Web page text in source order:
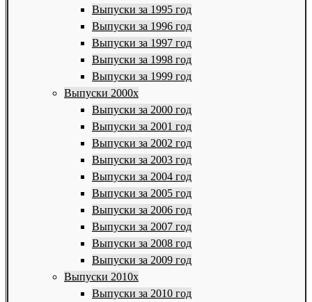
Выпуски за 1995 год
Выпуски за 1996 год
Выпуски за 1997 год
Выпуски за 1998 год
Выпуски за 1999 год
Выпуски 2000х
Выпуски за 2000 год
Выпуски за 2001 год
Выпуски за 2002 год
Выпуски за 2003 год
Выпуски за 2004 год
Выпуски за 2005 год
Выпуски за 2006 год
Выпуски за 2007 год
Выпуски за 2008 год
Выпуски за 2009 год
Выпуски 2010х
Выпуски за 2010 год